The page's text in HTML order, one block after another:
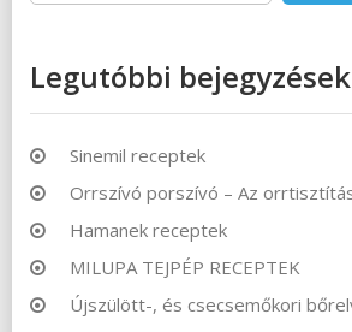
Legutóbbi bejegyzések
Sinemil receptek
Orrszívó porszívó – Az
Hamanek receptek
MILUPA TEJPÉP RECEPTEK
Újszülött-, és csecsemőkori